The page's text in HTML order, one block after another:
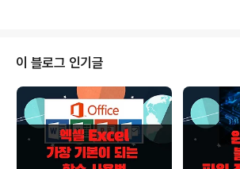
이콘이 생성됩니다. 사진을 보는 포토뷰어 뿐만 아니라 사
진을 편집하는 포토뷰어 편집기도 설치가 됩니다. 흑백 사
진 편집은 이곳에서 하게 됩니다. ▼ 먼저 네이버 포토뷰어
를 실행합니다. 그리고 편집할 사진을 [내 컴퓨터]에서 찾
으면 오른쪽 화면에 나타납니다. ▼ 다음은 흑백으로 만들
사진을 선택하고 화면 하단에 있는 ..
이 블로그 인기글